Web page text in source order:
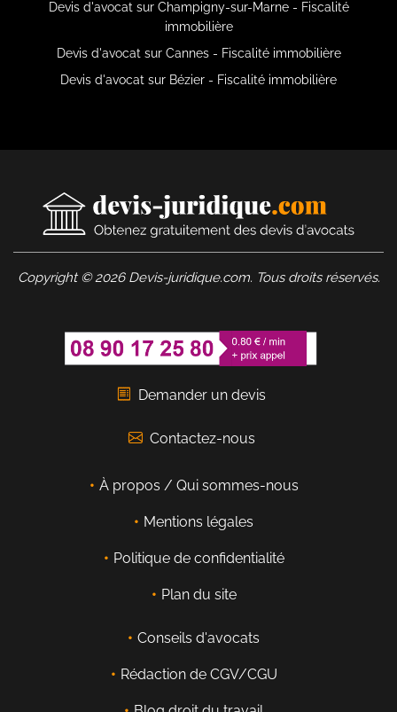
Devis d'avocat sur Champigny-sur-Marne - Fiscalité
immobilière
Devis d'avocat sur Cannes - Fiscalité immobilière
Devis d'avocat sur Bézier - Fiscalité immobilière
Copyright © 2026 Devis-juridique.com. Tous droits réservés.
Demander un devis
Contactez-nous
À propos / Qui sommes-nous
Mentions légales
Politique de confidentialité
Plan du site
Conseils d'avocats
Rédaction de CGV/CGU